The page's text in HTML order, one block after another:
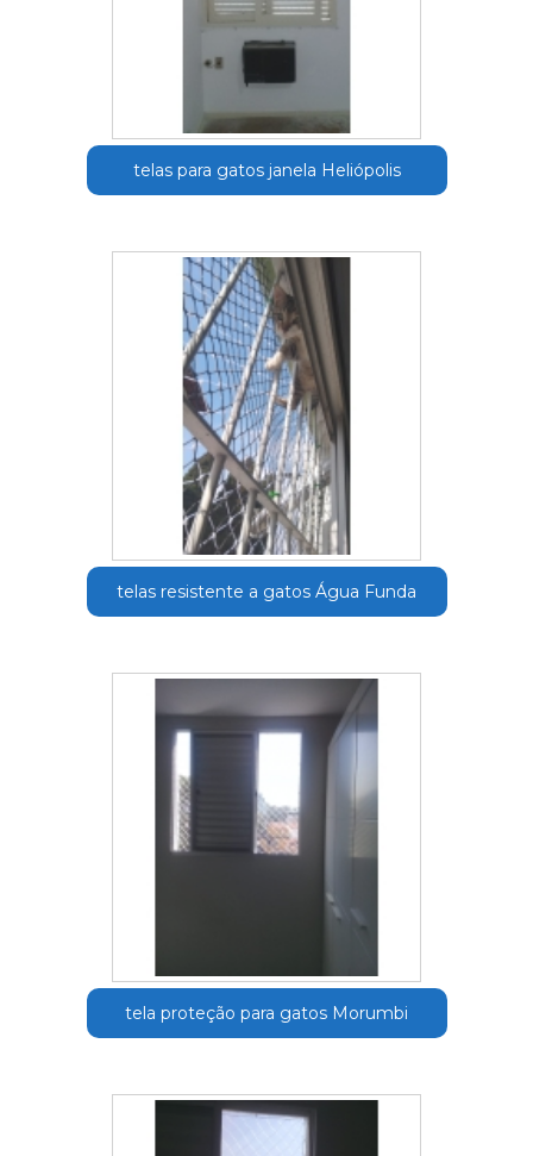
telas para gatos janela Heliópolis
telas resistente a gatos Água Funda
tela proteção para gatos Morumbi